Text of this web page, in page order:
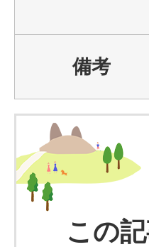
備考
この